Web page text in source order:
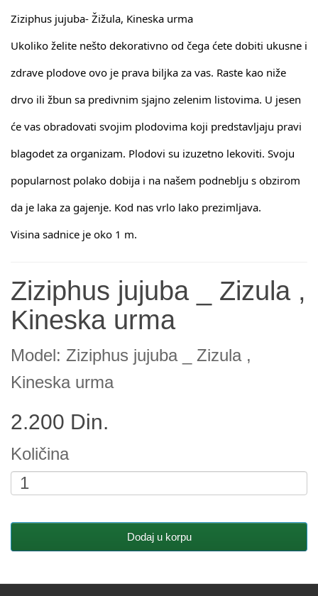
Ziziphus jujuba- Žižula, Kineska urma
Ukoliko želite nešto dekorativno od čega ćete dobiti ukusne i
zdrave plodove ovo je prava biljka za vas. Raste kao niže
drvo ili žbun sa predivnim sjajno zelenim listovima. U jesen
će vas obradovati svojim plodovima koji predstavljaju pravi
blagodet za organizam. Plodovi su izuzetno lekoviti. Svoju
popularnost polako dobija i na našem podneblju s obzirom
da je laka za gajenje. Kod nas vrlo lako prezimljava.
Visina sadnice je oko 1 m.
Ziziphus jujuba _ Zizula ,
Kineska urma
Model: Ziziphus jujuba _ Zizula ,
Kineska urma
2.200 Din.
Količina
Dodaj u korpu